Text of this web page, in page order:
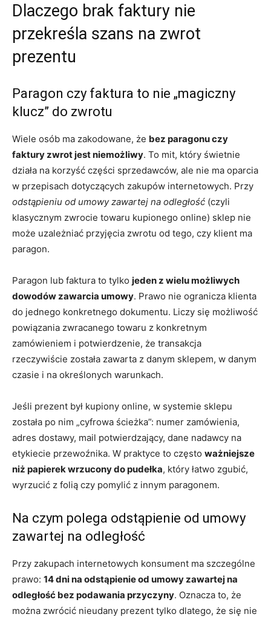
Dlaczego brak faktury nie
przekreśla szans na zwrot
prezentu
Paragon czy faktura to nie „magiczny
klucz” do zwrotu
Wiele osób ma zakodowane, że bez paragonu czy
faktury zwrot jest niemożliwy. To mit, który świetnie
działa na korzyść części sprzedawców, ale nie ma oparcia
w przepisach dotyczących zakupów internetowych. Przy
odstąpieniu od umowy zawartej na odległość (czyli
klasycznym zwrocie towaru kupionego online) sklep nie
może uzależniać przyjęcia zwrotu od tego, czy klient ma
paragon.
Paragon lub faktura to tylko jeden z wielu możliwych
dowodów zawarcia umowy. Prawo nie ogranicza klienta
do jednego konkretnego dokumentu. Liczy się możliwość
powiązania zwracanego towaru z konkretnym
zamówieniem i potwierdzenie, że transakcja
rzeczywiście została zawarta z danym sklepem, w danym
czasie i na określonych warunkach.
Jeśli prezent był kupiony online, w systemie sklepu
została po nim „cyfrowa ścieżka”: numer zamówienia,
adres dostawy, mail potwierdzający, dane nadawcy na
etykiecie przewoźnika. W praktyce to często ważniejsze
niż papierek wrzucony do pudełka, który łatwo zgubić,
wyrzucić z folią czy pomylić z innym paragonem.
Na czym polega odstąpienie od umowy
zawartej na odległość
Przy zakupach internetowych konsument ma szczególne
prawo: 14 dni na odstąpienie od umowy zawartej na
odległość bez podawania przyczyny. Oznacza to, że
można zwrócić nieudany prezent tylko dlatego, że się nie